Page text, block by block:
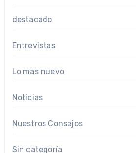
destacado
Entrevistas
Lo mas nuevo
Noticias
Nuestros Consejos
Sin categoría